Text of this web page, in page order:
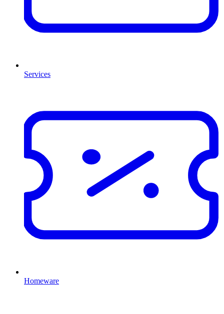
Services
Homeware